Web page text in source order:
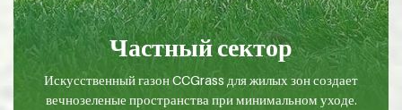
Частный сектор
Искусственный газон CCGrass для жилых зон создает
вечнозеленые пространства при минимальном уходе.